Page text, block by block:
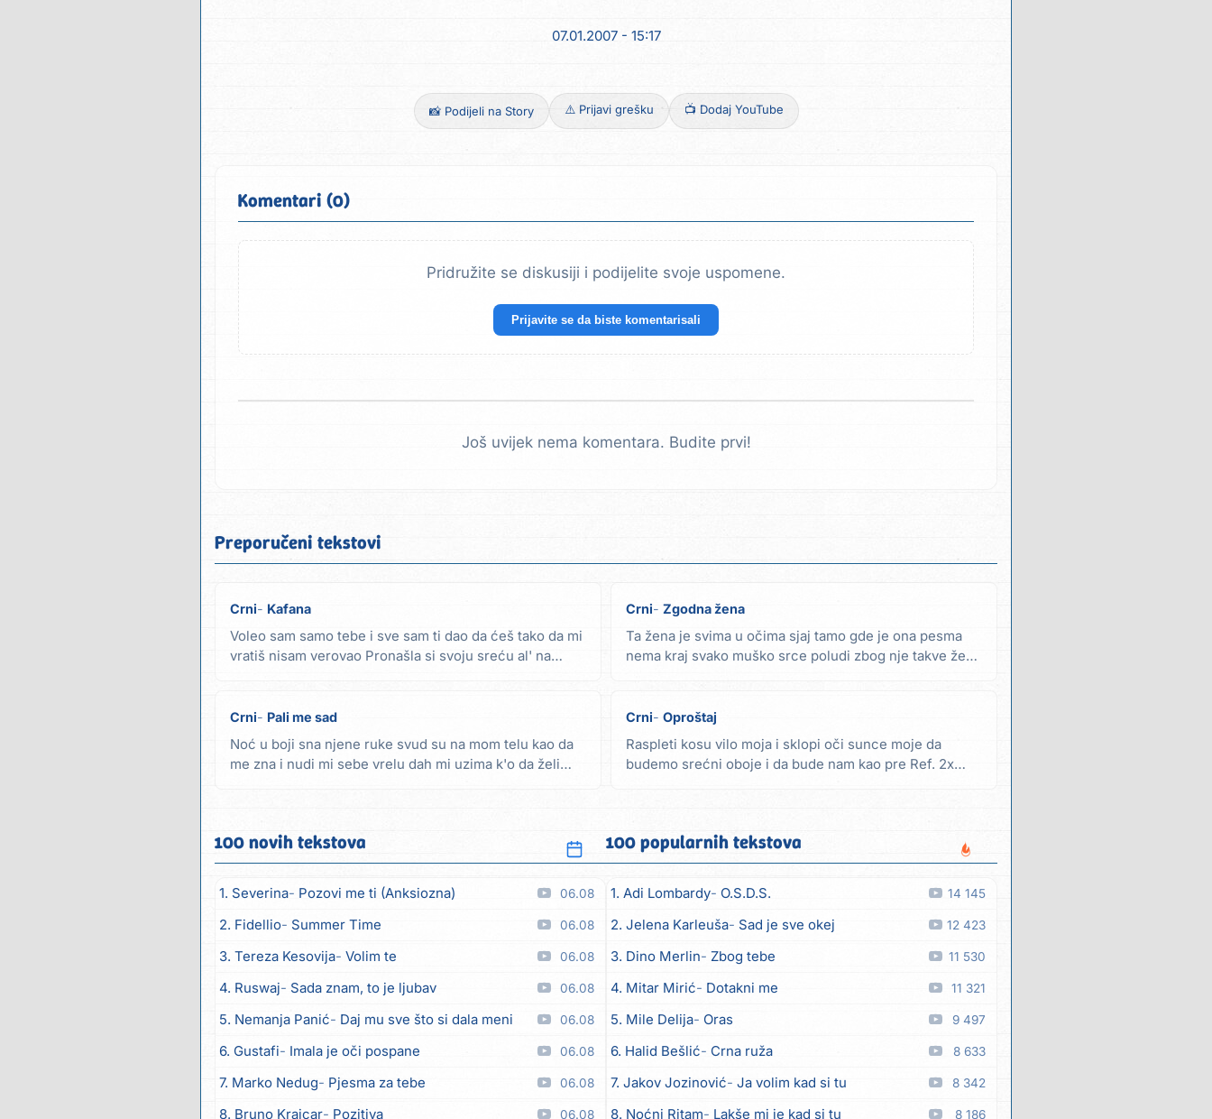
07.01.2007 - 15:17
📸 Podijeli na Story ⚠️ Prijavi grešku 📺 Dodaj YouTube
Komentari (0)
Pridružite se diskusiji i podijelite svoje uspomene.
Prijavite se da biste komentarisali
Još uvijek nema komentara. Budite prvi!
Preporučeni tekstovi
Crni Kafana
Voleo sam samo tebe i sve sam ti dao da ćeš tako da mi
vratiš nisam verovao Pronašla si svoju sreću al' na
Crni Zgodna žena
Ta žena je svima u očima sjaj tamo gde je ona pesma
nema kraj svako muško srce poludi zbog nje takve žene
Crni Pali me sad
Noć u boji sna njene ruke svud su na mom telu kao da
me zna i nudi mi sebe vrelu dah mi uzima k'o da želi
Crni Oproštaj
Raspleti kosu vilo moja i sklopi oči sunce moje da
budemo srećni oboje i da bude nam kao pre Ref. 2x
100 novih tekstova
1. Severina Pozovi me ti (Anksiozna) 06.08
2. Fidellio Summer Time 06.08
3. Tereza Kesovija Volim te 06.08
4. Ruswaj Sada znam, to je ljubav 06.08
5. Nemanja Panić Daj mu sve što si dala meni 06.08
6. Gustafi Imala je oči pospane 06.08
7. Marko Nedug Pjesma za tebe 06.08
8. Bruno Krajcar Pozitiva 06.08
100 popularnih tekstova
1. Adi Lombardy O.S.D.S. 14 145
2. Jelena Karleuša Sad je sve okej 12 423
3. Dino Merlin Zbog tebe 11 530
4. Mitar Mirić Dotakni me 11 321
5. Mile Delija Oras 9 497
6. Halid Bešlić Crna ruža 8 633
7. Jakov Jozinović Ja volim kad si tu 8 342
8. Noćni Ritam Lakše mi je kad si tu 8 186